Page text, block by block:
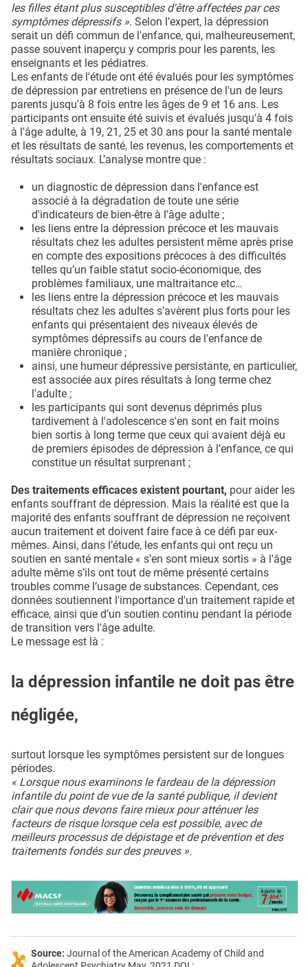
les filles étant plus susceptibles d'être affectées par ces
symptômes dépressifs ». Selon l’expert, la dépression
serait un défi commun de l'enfance, qui, malheureusement,
passe souvent inaperçu y compris pour les parents, les
enseignants et les pédiatres.
Les enfants de l'étude ont été évalués pour les symptômes
de dépression par entretiens en présence de l'un de leurs
parents jusqu'à 8 fois entre les âges de 9 et 16 ans. Les
participants ont ensuite été suivis et évalués jusqu'à 4 fois
à l'âge adulte, à 19, 21, 25 et 30 ans pour la santé mentale
et les résultats de santé, les revenus, les comportements et
résultats sociaux. L’analyse montre que :
un diagnostic de dépression dans l'enfance est
associé à la dégradation de toute une série
d'indicateurs de bien-être à l'âge adulte ;
les liens entre la dépression précoce et les mauvais
résultats chez les adultes persistent même après prise
en compte des expositions précoces à des difficultés
telles qu’un faible statut socio-économique, des
problèmes familiaux, une maltraitance etc…
les liens entre la dépression précoce et les mauvais
résultats chez les adultes s’avèrent plus forts pour les
enfants qui présentaient des niveaux élevés de
symptômes dépressifs au cours de l'enfance de
manière chronique ;
ainsi, une humeur dépressive persistante, en particulier,
est associée aux pires résultats à long terme chez
l'adulte ;
les participants qui sont devenus déprimés plus
tardivement à l'adolescence s'en sont en fait moins
bien sortis à long terme que ceux qui avaient déjà eu
de premiers épisodes de dépression à l’enfance, ce qui
constitue un résultat surprenant ;
Des traitements efficaces existent pourtant, pour aider les
enfants souffrant de dépression. Mais la réalité est que la
majorité des enfants souffrant de dépression ne reçoivent
aucun traitement et doivent faire face à ce défi par eux-
mêmes. Ainsi, dans l’étude, les enfants qui ont reçu un
soutien en santé mentale « s’en sont mieux sortis » à l'âge
adulte même s’ils ont tout de même présenté certains
troubles comme l’usage de substances. Cependant, ces
données soutiennent l'importance d'un traitement rapide et
efficace, ainsi que d’un soutien continu pendant la période
de transition vers l'âge adulte.
Le message est là :
la dépression infantile ne doit pas être
négligée,
surtout lorsque les symptômes persistent sur de longues
périodes.
« Lorsque nous examinons le fardeau de la dépression
infantile du point de vue de la santé publique, il devient
clair que nous devons faire mieux pour atténuer les
facteurs de risque lorsque cela est possible, avec de
meilleurs processus de dépistage et de prévention et des
traitements fondés sur des preuves ».
Source: Journal of the American Academy of Child and